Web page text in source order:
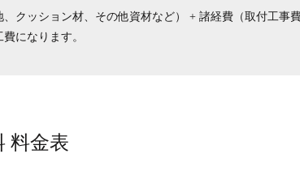
クッション材、その他資材など） + 諸経費（取付工事
になります。
料金表